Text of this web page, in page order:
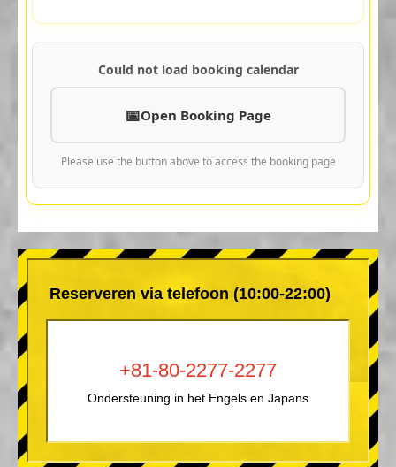
Could not load booking calendar
Open Booking Page
Please use the button above to access the booking page
Reserveren via telefoon (10:00-22:00)
+81-80-2277-2277
Ondersteuning in het Engels en Japans